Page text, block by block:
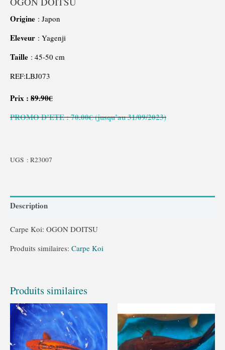
Origine : Japon
Eleveur : Yagenji
Taille : 45-50 cm
REF:LBJ073
Prix : 89.90€
PROMO D’ETE : 70.00€ (jusqu’au 31/09/2023)
UGS : R23007
Description
Carpe Koi: OGON DOITSU
Produits similaires: Carpe Koi
Produits similaires